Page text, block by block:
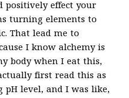
positively effect your
turning elements to
That lead me to
I know alchemy is
body when I eat this,
first read this as
level, and I was like,